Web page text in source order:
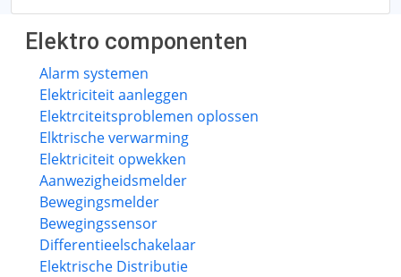
Elektro componenten
Alarm systemen
Elektriciteit aanleggen
Elektrciteitsproblemen oplossen
Elktrische verwarming
Elektriciteit opwekken
Aanwezigheidsmelder
Bewegingsmelder
Bewegingssensor
Differentieelschakelaar
Elektrische Distributie